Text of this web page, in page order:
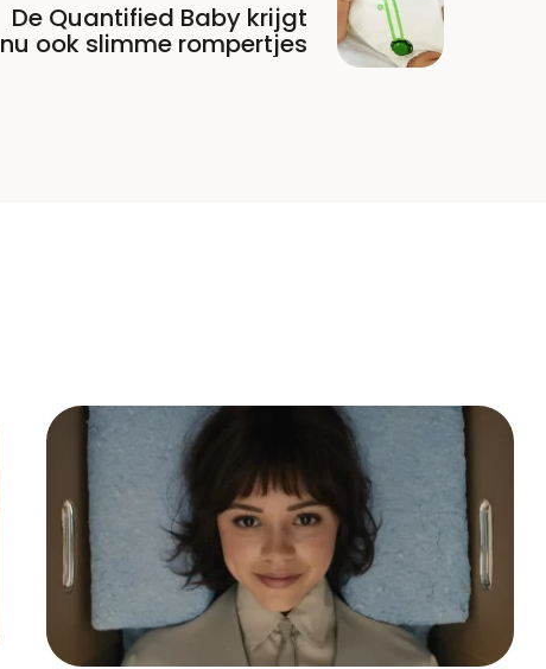
De Quantified Baby krijgt
nu ook slimme rompertjes